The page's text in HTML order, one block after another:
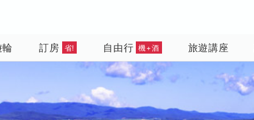
訂房 省! 自由行 機+酒 旅遊講座